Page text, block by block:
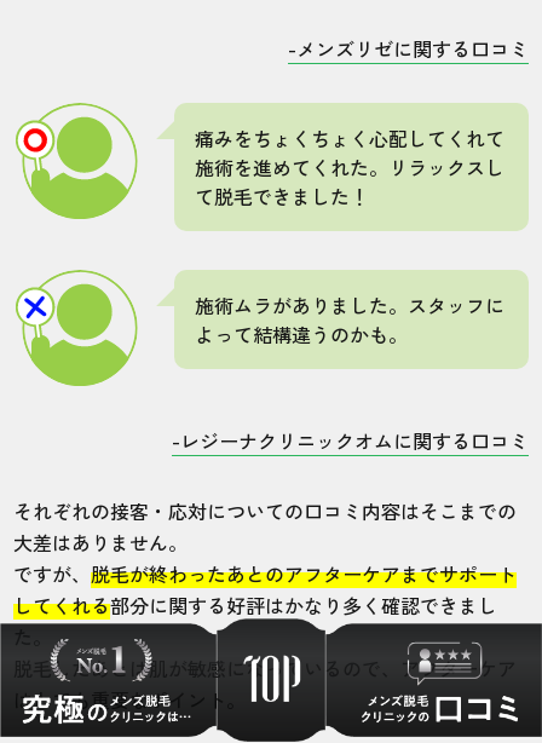
-メンズリゼに関する口コミ
痛みをちょくちょく心配してくれて
施術を進めてくれた。リラックスし
て脱毛できました！
施術ムラがありました。スタッフに
よって結構違うのかも。
-レジーナクリニックオムに関する口コミ
それぞれの接客・応対についての口コミ内容はそこまでの
大差はありません。
ですが、脱毛が終わったあとのアフターケアまでサポート
してくれる部分に関する好評はかなり多く確認できまし
た。
脱毛したあとは肌が敏感になっているので、アフターケア
はとても重要なポイント。